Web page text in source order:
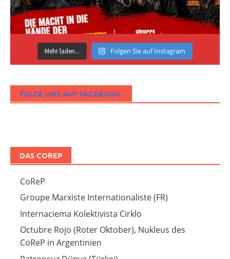
Mehr laden... Folgen Sie auf Instagram
FOLGE UNS AUF FACEBOOK:
DAS COREP
CoReP
Groupe Marxiste Internationaliste (FR)
Internaciema Kolektivista Cirklo
Octubre Rojo (Roter Oktober), Nukleus des
CoReP in Argentinien